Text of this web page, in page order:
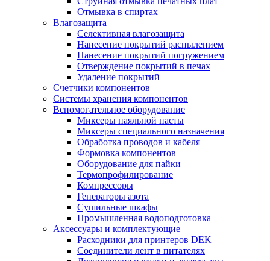
Отмывка в спиртах
Влагозащита
Селективная влагозащита
Нанесение покрытий распылением
Нанесение покрытий погружением
Отверждение покрытий в печах
Удаление покрытий
Счетчики компонентов
Системы хранения компонентов
Вспомогательное оборудование
Миксеры паяльной пасты
Миксеры специального назначения
Обработка проводов и кабеля
Формовка компонентов
Оборудование для пайки
Термопрофилирование
Компрессоры
Генераторы азота
Сушильные шкафы
Промышленная водоподготовка
Аксессуары и комплектующие
Расходники для принтеров DEK
Соединители лент в питателях